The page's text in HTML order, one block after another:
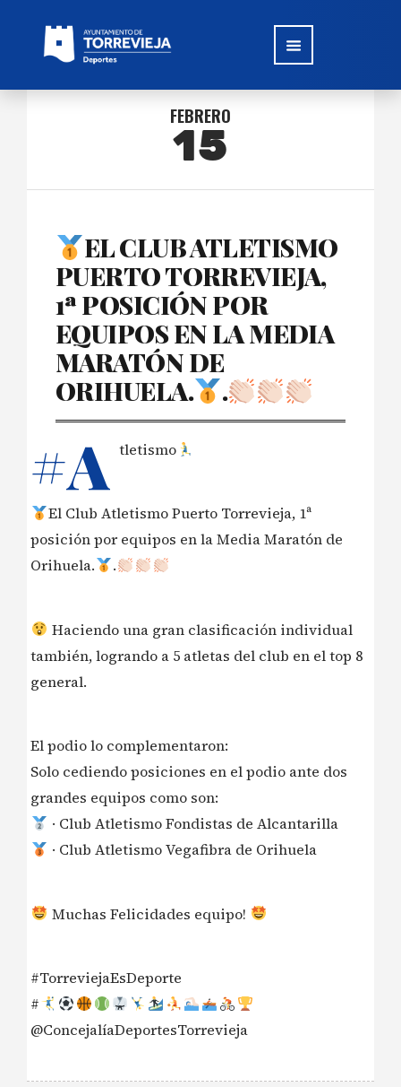
FEBRERO
15
EL CLUB ATLETISMO
PUERTO TORREVIEJA,
1ª POSICIÓN POR
EQUIPOS EN LA MEDIA
MARATÓN DE
ORIHUELA.
.
#A tletismo
El Club Atletismo Puerto Torrevieja, 1ª
posición por equipos en la Media Maratón de
Orihuela.
.
Haciendo una gran clasificación individual
también, logrando a 5 atletas del club en el top 8
general.
El podio lo complementaron:
Solo cediendo posiciones en el podio ante dos
grandes equipos como son:
· Club Atletismo Fondistas de Alcantarilla
· Club Atletismo Vegafibra de Orihuela
Muchas Felicidades equipo!
#TorreviejaEsDeporte
#
@ConcejalíaDeportesTorrevieja